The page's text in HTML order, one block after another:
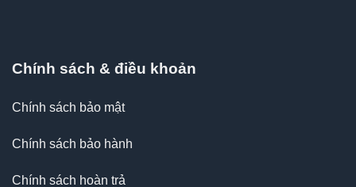
Chính sách & điều khoản
Chính sách bảo mật
Chính sách bảo hành
Chính sách hoàn trả